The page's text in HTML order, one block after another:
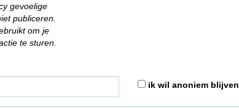
gevoelige
publiceren.
om je
te sturen.
ik wil anoniem blijven